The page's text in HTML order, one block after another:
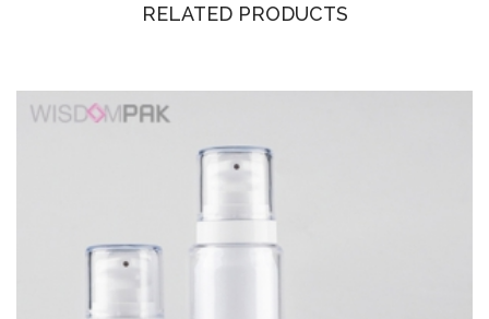
RELATED PRODUCTS